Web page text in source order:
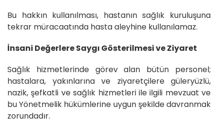
Bu hakkın kullanılması, hastanın sağlık kuruluşuna
tekrar müracaatında hasta aleyhine kullanılamaz.
İnsani Değerlere Saygı Gösterilmesi ve Ziyaret
Sağlık hizmetlerinde görev alan bütün personel;
hastalara, yakınlarına ve ziyaretçilere güleryüzlü,
nazik, şefkatli ve sağlık hizmetleri ile ilgili mevzuat ve
bu Yönetmelik hükümlerine uygun şekilde davranmak
zorundadır.